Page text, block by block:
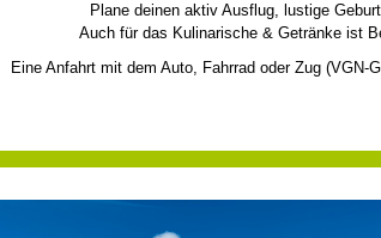
Plane deinen aktiv Ausflug, lustige
Auch für das Kulinarische & Getränke ist
Eine Anfahrt mit dem Auto, Fahrrad oder Zug